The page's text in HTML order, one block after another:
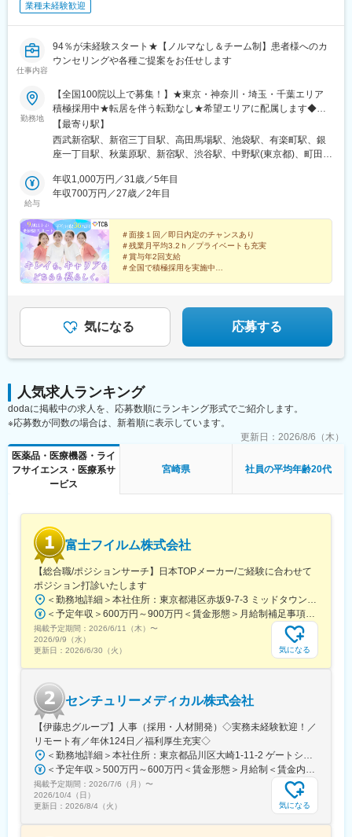
業種未経験歓迎
仕事内容
94％が未経験スタート★【ノルマなし＆チーム制】患者様へのカ
ウンセリングや各種ご提案をお任せします
勤務地
【全国100院以上で募集！】★東京・神奈川・埼玉・千葉エリア
積極採用中★転居を伴う転勤なし★希望エリアに配属します◆ク
リニック一覧＜全国100院以上展開＞【北海道・東北】旭川駅前
院、青森院、盛岡院、秋田院、山形院、仙台駅前院、福島院、郡
山院 など【関東】新宿東口院、池袋駅前院、品川院、秋葉原
横浜院、大宮東口院、水戸院、つくば院、宇都宮院、高崎院、前
橋院 など【中部】名古屋駅前院 、名古屋栄院、金山院、岐阜
院、長野院、松本院、山梨甲府駅前院 など【近畿】梅田大阪駅
前院、大阪阪急梅田駅前院、枚方院、天王寺院、堺院、なんば
院、心斎橋院、京都駅前院、奈良院、和歌山院、四日市院 など
【中四国】広島院、福山院、松山院、高松院、高知院、徳島院、
松江院、周南徳山駅ビル院 など【九州・沖縄】小倉院、佐賀
煙対策】屋内原則禁煙
【最寄り駅】
西武新宿駅、新宿三丁目駅、高田馬場駅、池袋駅、有楽町駅、銀
座一丁目駅、秋葉原駅、新宿駅、渋谷駅、中野駅(東京都)、町田
浜駅、横浜駅、川崎駅、藤沢駅、本厚木駅、大宮駅(埼玉県)、川口
駅、川越駅、南越谷駅、宇都宮駅、水戸駅、つくば駅、千葉駅、
駅、さっぽろ駅、あおば通駅、福島駅(福島県)、郡山駅(福島県)、
青森駅、盛岡駅、山形駅、秋田駅、矢場町駅、近鉄名古屋駅、金
山駅(愛知県)、豊田市駅、駅前大通駅、名鉄岐阜駅、静岡駅、新浜
松駅、三島広小路駅、長野駅、松本駅、北鉄金沢駅、新潟駅、近
鉄四日市駅、電鉄富山駅、福井駅、甲府駅、東梅田駅、大阪難波
前駅、西梅田駅、心斎橋駅、京都駅、烏丸駅、三ノ宮駅、姫路
駅、近鉄奈良駅、和歌山駅、草津駅(滋賀県)、徳山駅、立町駅、福
山駅、松江駅、片原町駅(香川県)、松山市駅、蓮池町通駅、徳島
院下駅、東池袋駅、日比谷駅、銀座駅、岩本町駅、立川駅、京王
八王子駅、高輪台駅、奥沢駅、神奈川駅、平沼橋駅、京急川崎
駅、石上駅、新越谷駅、宇都宮駅東口駅、新千葉駅、栄町駅(千葉
県)、船橋駅、札幌駅、仙台駅(地下鉄)、曽根田駅、栄駅(愛知県)、
名古屋駅、西高蔵駅、新豊田駅、新豊橋駅、岐阜駅、新静岡駅、
浜松駅、三島田町駅、市役所前駅(長野県)、金沢駅、あすなろう四
日市駅、電鉄富山駅・エスタ前駅、福井駅(福井県)、大阪梅田駅
(阪神線)、なんば駅(地下鉄)、高槻駅、梅田駅(地下鉄)、宮之阪
島県)、高松築港駅、高知橋駅、眉山ロープウェイ山麓駅、天神
駅、小倉駅(福岡県)、東比恵駅、鹿児島中央駅、水道町駅、五島町
駅、旭橋駅、西早稲田駅、末広町駅(東京都)、立川南駅、高輪ゲー
トウェイ駅、九品仏駅、新高島駅、東宿郷駅、葭川公園駅、大神
宮下駅、大通駅、仙台駅、栄町駅(愛知県)、国際センター駅、日吉
町駅、第一通り駅、三島駅、七ツ屋駅、富山駅、福井城址大名町
駅、なんば駅(南海線)、大阪駅、天王寺駅、西大橋駅、五条駅(京
都市営)、京都河原町駅、神戸三宮駅(阪神)、本通駅、高松駅(香川
県)、南堀端駅、はりまや橋駅、旦過駅、高見橋駅、熊本城・市役
給与
年収1,000万円／31歳／5年目
年収700万円／27歳／2年目
＃面接１回／即日内定のチャンスあり
＃残業月平均3.2ｈ／プライベートも充実
＃賞与年2回支給
＃全国で積極採用を実施中
スよく実現できます！
気になる 応募する
人気求人ランキング
dodaに掲載中の求人を、応募数順にランキング形式でご紹介します。
※応募数が同数の場合は、新着順に表示しています。
更新日： 2026/8/6（木）
医薬品・医療機器・ライ
フサイエンス・医療系サ
ービス
宮崎県 社員の平均年齢20代
富士フイルム株式会社
【総合職/ポジションサーチ】日本TOPメーカー/ご経験に合わせて
ポジション打診いたします
掲載予定期間： 2026/6/11（木） 〜
2026/9/9（水）
更新日： 2026/6/30（火） 気になる
センチュリーメディカル株式会社
【伊藤忠グループ】人事（採用・人材開発）◇実務未経験歓迎！／
リモート有／年休124日／福利厚生充実◇
掲載予定期間： 2026/7/6（月） 〜
2026/10/4（日）
更新日： 2026/8/4（火） 気になる